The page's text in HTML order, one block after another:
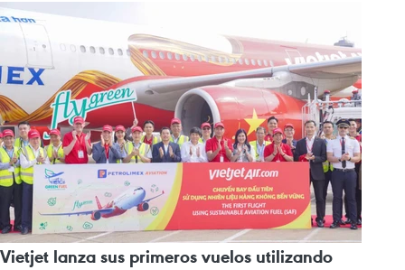
Vietjet lanza sus primeros vuelos utilizando